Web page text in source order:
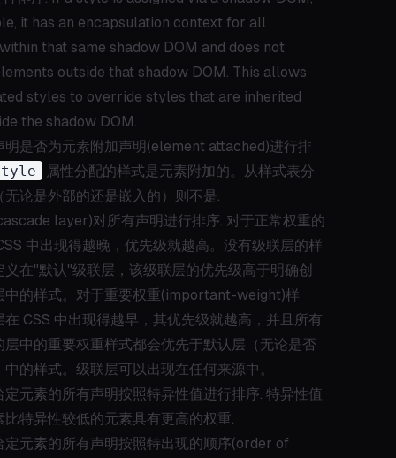
it has an encapsulation context for all
that same shadow DOM and does not
outside that shadow DOM. This allows
styles to override styles that are inherited
the shadow DOM.
明是否为元素附加声明(element attached)进行排
属性分配的样式是元素附加的。从样式表分
论是外部的还是嵌入的）则不是.
layer)对所有声明进行排序. 对于正常权重的
中出现得越晚，优先级就越高。没有级联层的样
义在"默认"级联层，该级联层的优先级高于明确创
中的样式。对于重要权重(important-weight)样
在 CSS 中出现得越早，其优先级就越高，并且所有
层中的重要权重样式都会优先于默认层（无论是否
的样式。级联层可以出现在任何来源中。
定元素的所有声明按照特异性值进行排序. 特异性值
特异性较低的元素具有更高的权重.
定元素的所有声明按照特出现的顺序(order of